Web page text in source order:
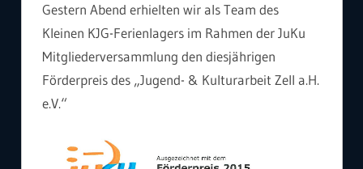
Gestern Abend erhielten wir als Team des
Kleinen KJG-Ferienlagers im Rahmen der JuKu
Mitgliederversammlung den diesjährigen
Förderpreis des „Jugend- & Kulturarbeit Zell a.H.
e.V.“